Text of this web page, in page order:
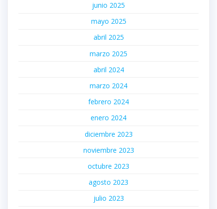
junio 2025
mayo 2025
abril 2025
marzo 2025
abril 2024
marzo 2024
febrero 2024
enero 2024
diciembre 2023
noviembre 2023
octubre 2023
agosto 2023
julio 2023